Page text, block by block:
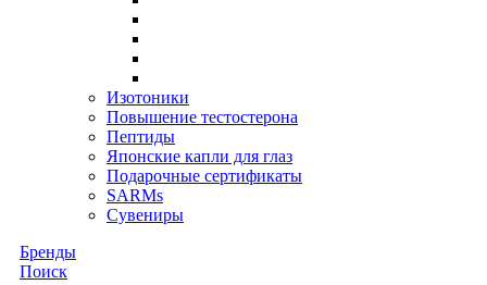
Изотоники
Повышение тестостерона
Пептиды
Японские капли для глаз
Подарочные сертификаты
SARMs
Сувениры
Бренды
Поиск